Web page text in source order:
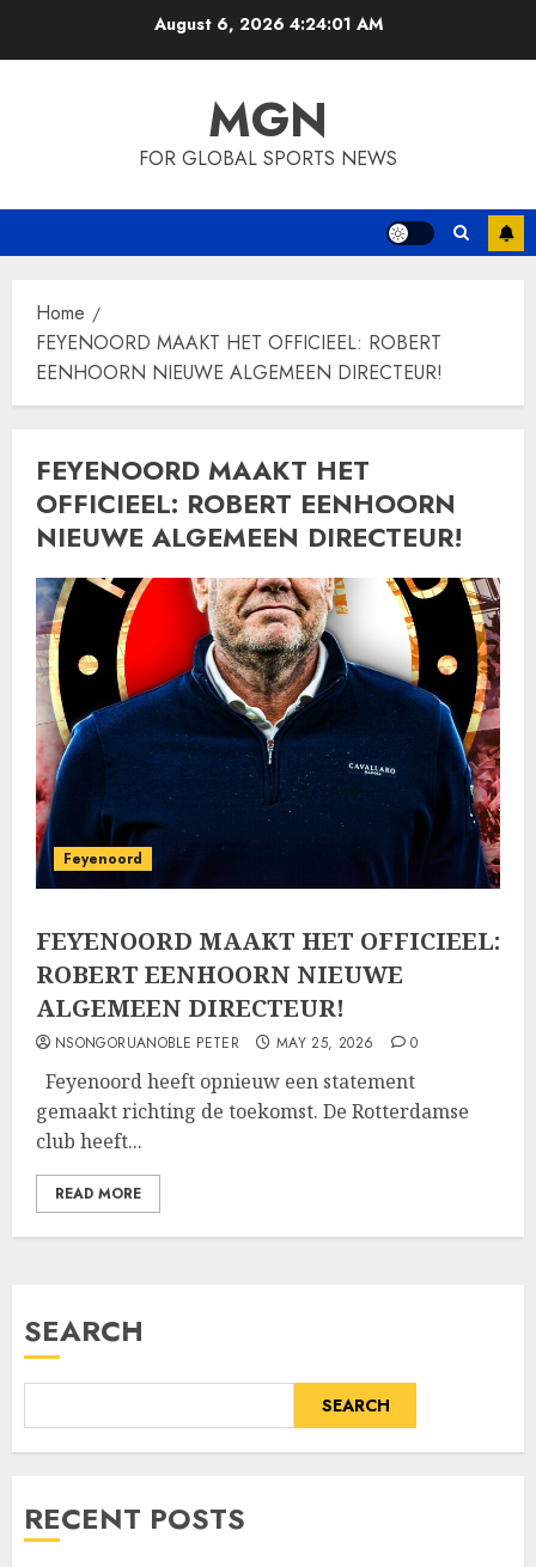
August 6, 2026 4:24:01 AM
MGN
FOR GLOBAL SPORTS NEWS
Home
FEYENOORD MAAKT HET OFFICIEEL: ROBERT
EENHOORN NIEUWE ALGEMEEN DIRECTEUR!
FEYENOORD MAAKT HET
OFFICIEEL: ROBERT EENHOORN
NIEUWE ALGEMEEN DIRECTEUR!
Feyenoord
FEYENOORD MAAKT HET OFFICIEEL:
ROBERT EENHOORN NIEUWE
ALGEMEEN DIRECTEUR!
NSONGORUANOBLE PETER MAY 25, 2026 0
Feyenoord heeft opnieuw een statement
gemaakt richting de toekomst. De Rotterdamse
club heeft...
READ MORE
SEARCH
SEARCH
RECENT POSTS